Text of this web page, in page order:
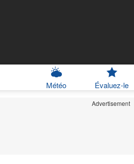
Météo Évaluez-le
Advertisement